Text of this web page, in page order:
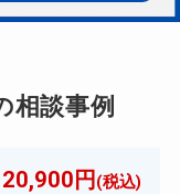
相談事例
20,900円 (税込)